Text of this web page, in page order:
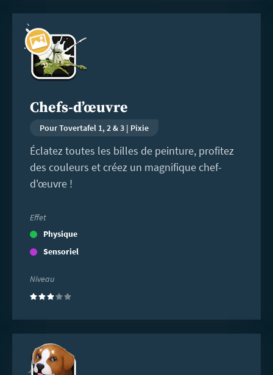
Chefs-d’œuvre
Pour Tovertafel 1, 2 & 3 | Pixie
Éclatez toutes les billes de peinture, profitez
des couleurs et créez un magnifique chef-
d'œuvre !
Effet
Physique
Sensoriel
Niveau
(3)
savoir
plus
savoir